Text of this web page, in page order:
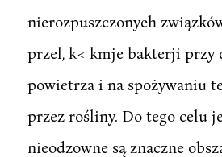
nierozpuszczonyeh
przel, k< kmje bakterji przy
powietrza i na spożywaniu
przez rośliny. Do tego celu
nieodzowne są znaczne